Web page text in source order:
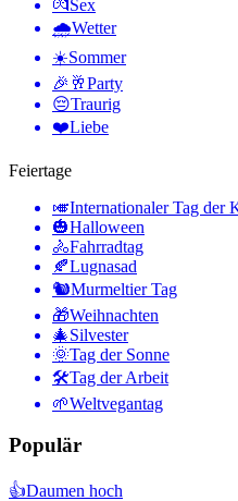
💏 Sex
🌧Wetter
☀️Sommer
🎉🥂Party
😔Traurig
❤️Liebe
Feiertage
🎺Internationaler Tag der
🎃Halloween
🚴Fahrradtag
🍂Lugnasad
🐿Murmeltier Tag
🎁Weihnachten
🎄Silvester
🌞Tag der Sonne
🛠Tag der Arbeit
🌱Weltvegantag
Populär
👍Daumen hoch